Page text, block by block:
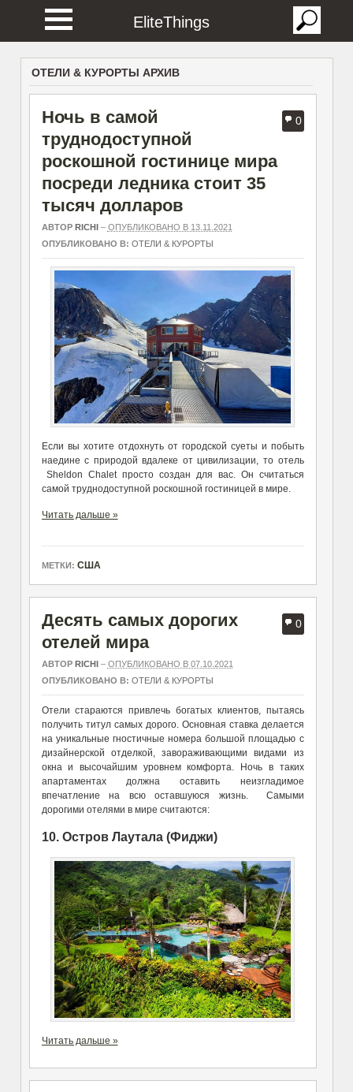
EliteThings
ОТЕЛИ & КУРОРТЫ АРХИВ
0
Ночь в самой
труднодоступной
роскошной гостинице мира
посреди ледника стоит 35
тысяч долларов
АВТОР RICHI– ОПУБЛИКОВАНО В 13.11.2021
ОПУБЛИКОВАНО В: ОТЕЛИ & КУРОРТЫ
Если вы хотите отдохнуть от городской суеты и побыть
наедине с природой вдалеке от цивилизации, то отель
Sheldon Chalet просто создан для вас. Он считаться
самой труднодоступной роскошной гостиницей в мире.
Читать дальше »
МЕТКИ: США
0
Десять самых дорогих
отелей мира
АВТОР RICHI– ОПУБЛИКОВАНО В 07.10.2021
ОПУБЛИКОВАНО В: ОТЕЛИ & КУРОРТЫ
Отели стараются привлечь богатых клиентов, пытаясь
получить титул самых дорого. Основная ставка делается
на уникальные гностичные номера большой площадью с
дизайнерской отделкой, завораживающими видами из
окна и высочайшим уровнем комфорта. Ночь в таких
апартаментах должна оставить неизгладимое
впечатление на всю оставшуюся жизнь. Самыми
дорогими отелями в мире считаются:
10. Остров Лаутала (Фиджи)
Читать дальше »